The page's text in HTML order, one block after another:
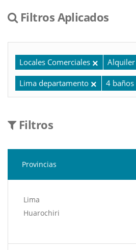
Filtros Aplicados
Locales Comerciales Alquiler
Lima departamento 4 baños
Filtros
Provincias
Lima
Huarochiri